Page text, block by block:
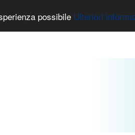
possibile Ulteriori